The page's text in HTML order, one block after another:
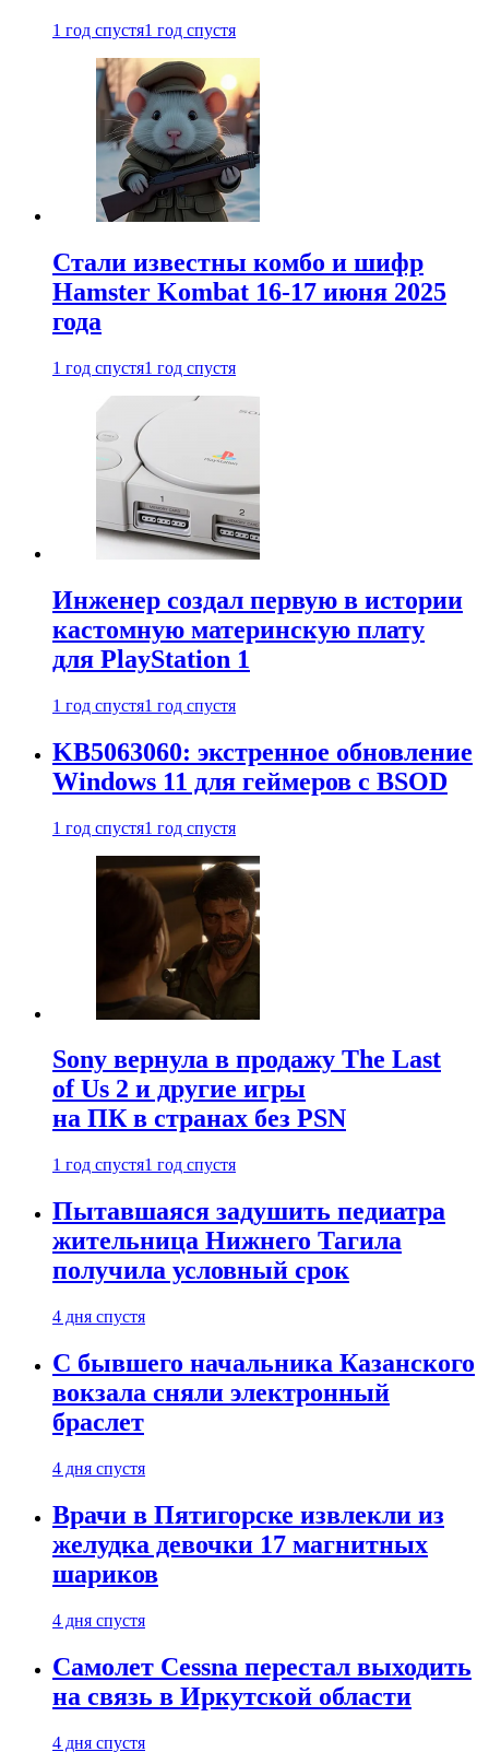
1 год спустя1 год спустя
Стали известны комбо и шифр
Hamster Kombat 16-17 июня 2025
года
1 год спустя1 год спустя
Инженер создал первую в истории
кастомную материнскую плату
для PlayStation 1
1 год спустя1 год спустя
KB5063060: экстренное обновление
Windows 11 для геймеров с BSOD
1 год спустя1 год спустя
Sony вернула в продажу The Last
of Us 2 и другие игры
на ПК в странах без PSN
1 год спустя1 год спустя
Пытавшаяся задушить педиатра
жительница Нижнего Тагила
получила условный срок
4 дня спустя
С бывшего начальника Казанского
вокзала сняли электронный
браслет
4 дня спустя
Врачи в Пятигорске извлекли из
желудка девочки 17 магнитных
шариков
4 дня спустя
Самолет Cessna перестал выходить
на связь в Иркутской области
4 дня спустя